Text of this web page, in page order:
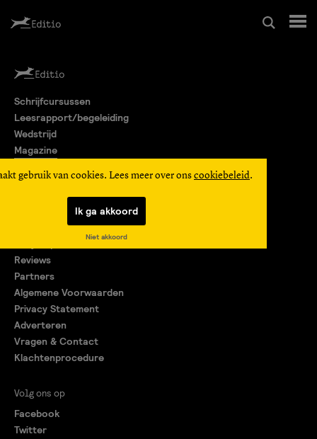
Leesrapport/begeleiding
Wedstrijd
Editio Producties
gebruik van cookies. Lees meer over ons cookiebeleid.
Ik ga akkoord
Niet akkoord
Schrijfcursussen
Leesrapport/begeleiding
Wedstrijd
Magazine
Reviews
Partners
Algemene Voorwaarden
Privacy Statement
Adverteren
Vragen & Contact
Klachtenprocedure
Volg ons op
Facebook
Twitter